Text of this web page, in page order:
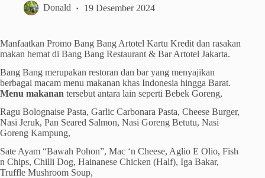
Donald 19 Desember 2024
Manfaatkan Promo Bang Bang Artotel Kartu Kredit dan rasakan
makan hemat di Bang Bang Restaurant & Bar Artotel Jakarta.
Bang Bang merupakan restoran dan bar yang menyajikan
berbagai macam menu makanan khas Indonesia hingga Barat.
Menu makanan tersebut antara lain seperti Bebek Goreng,
Ragu Bolognaise Pasta, Garlic Carbonara Pasta, Cheese Burger,
Nasi Jeruk, Pan Seared Salmon, Nasi Goreng Betutu, Nasi
Goreng Kampung,
Sate Ayam “Bawah Pohon”, Mac ‘n Cheese, Aglio E Olio, Fish
n Chips, Chilli Dog, Hainanese Chicken (Half), Iga Bakar,
Truffle Mushroom Soup,